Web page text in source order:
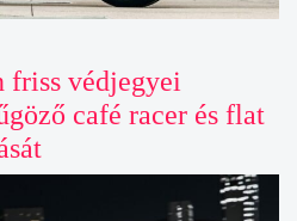
friss védjegyei
café racer és flat